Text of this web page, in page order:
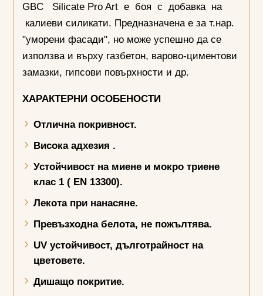
GBC Silicate Pro Art е боя с добавка на
калиеви силикати. Предназначена е за т.нар.
"уморени фасади", но може успешно да се
използва и върху газбетон, варово-циментови
замазки, гипсови повърхности и др.
ХАРАКТЕРНИ ОСОБЕНОСТИ
Отлична покривност.
Висока адхезия .
Устойчивост на миене и мокро триене
клас 1 ( EN 13300).
Лекота при нанасяне.
Превъзходна белота, не пожълтява.
UVустойчивост, дълготрайност на
цветовете.
Дишащо покритие.